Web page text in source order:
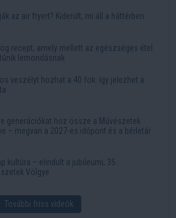
az air fryert? Kiderült, mi áll a háttérben
recept, amely mellett az egészséges étel
lemondásnak
veszélyt hozhat a 40 fok: így jelezhet a
generációkat hoz össze a Művészetek
– megvan a 2027-es időpont és a bérletár
kultúra – elindult a jubileumi, 35.
Völgye
További friss videók